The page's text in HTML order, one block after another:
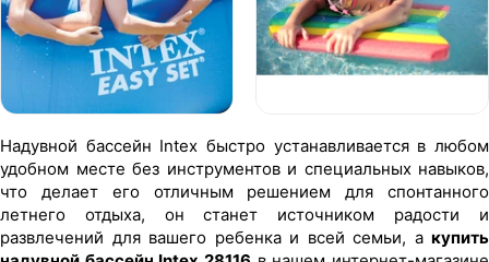
Надувной бассейн Intex быстро устанавливается в любом
удобном месте без инструментов и специальных навыков,
что делает его отличным решением для спонтанного
летнего отдыха, он станет источником радости и
развлечений для вашего ребенка и всей семьи, а купить